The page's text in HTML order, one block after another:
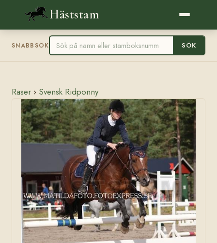
Häststam
SNABBSÖK SÖK
Raser › Svensk Ridponny